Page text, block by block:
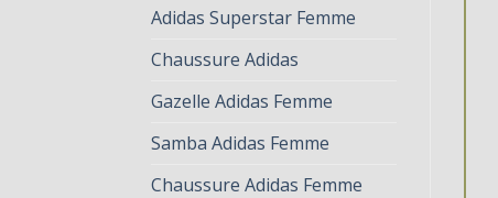
Adidas Superstar Femme
Chaussure Adidas
Gazelle Adidas Femme
Samba Adidas Femme
Chaussure Adidas Femme